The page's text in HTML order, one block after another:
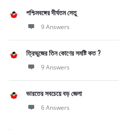
পশ্চিমবঙ্গের দীর্ঘতম সেতু
9 Answers
ত্রিভুজের তিন কোণের সমষ্টি কত ?
9 Answers
ভারতের সবচেয়ে বড় জেলা
6 Answers